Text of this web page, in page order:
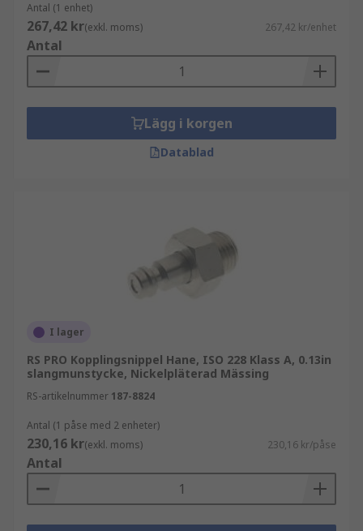
Antal (1 enhet)
267,42 kr(exkl. moms) 267,42 kr/enhet
Antal
Lägg i korgen
Datablad
I lager
RS PRO Kopplingsnippel Hane, ISO 228 Klass A, 0.13in
slangmunstycke, Nickelpläterad Mässing
RS-artikelnummer 187-8824
Antal (1 påse med 2 enheter)
230,16 kr(exkl. moms) 230,16 kr/påse
Antal